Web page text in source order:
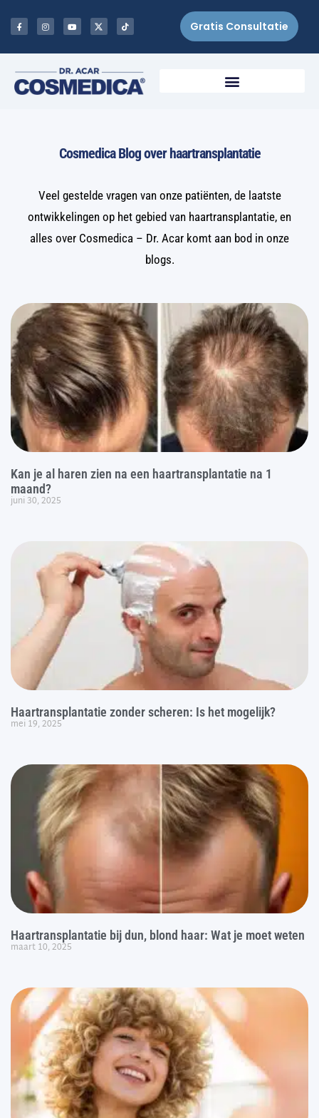
Gratis Consultatie
Cosmedica Blog over haartransplantatie
Veel gestelde vragen van onze patiënten, de laatste
ontwikkelingen op het gebied van haartransplantatie, en
alles over Cosmedica – Dr. Acar komt aan bod in onze
blogs.
Kan je al haren zien na een haartransplantatie na 1
maand?
juni 30, 2025
Haartransplantatie zonder scheren: Is het mogelijk?
mei 19, 2025
Haartransplantatie bij dun, blond haar: Wat je moet weten
maart 10, 2025